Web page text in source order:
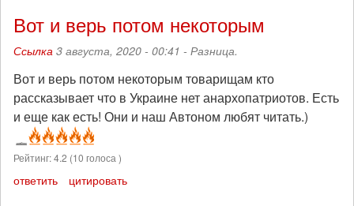
Вот и верь потом некоторым
Ссылка 3 августа, 2020 - 00:41 - Разница.
Вот и верь потом некоторым товарищам кто
рассказывает что в Украине нет анархопатриотов. Есть
и еще как есть! Они и наш Автоном любят читать.)
Рейтинг:4.2 (10 голоса )
ответить цитировать